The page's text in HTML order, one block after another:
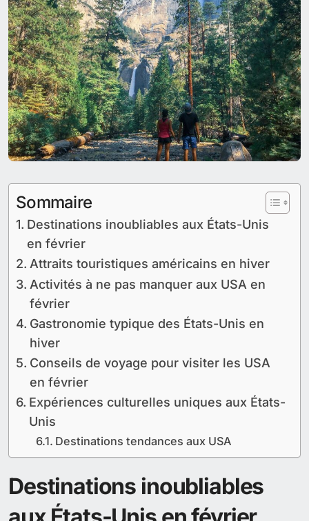
Sommaire
Destinations inoubliables aux États-Unis
en février
Attraits touristiques américains en hiver
Activités à ne pas manquer aux USA en
février
Gastronomie typique des États-Unis en
hiver
Conseils de voyage pour visiter les USA
en février
Expériences culturelles uniques aux États-
Unis
Destinations tendances aux USA
Destinations inoubliables